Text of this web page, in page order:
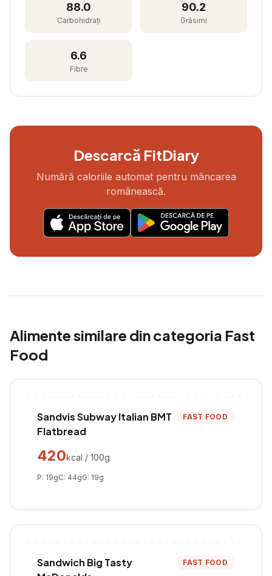
88.0
Carbohidrați
90.2
Grăsimi
6.6
Fibre
Descarcă FitDiary
Numără caloriile automat pentru mâncarea
românească.
Alimente similare din categoria Fast
Food
Sandvis Subway Italian BMT
Flatbread
FAST FOOD
420kcal / 100g
P: 19gC: 44gG: 19g
Sandwich Big Tasty
FAST FOOD